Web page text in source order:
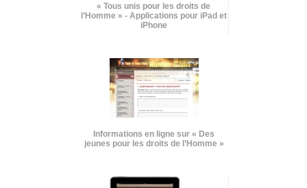
« Tous unis pour les droits de
l’Homme » - Applications pour iPad et
iPhone
Informations en ligne sur « Des
jeunes pour les droits de l’Homme »